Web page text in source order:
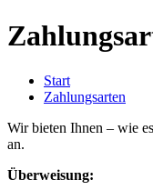
Start
Zahlungsarten
Wir bieten Ihnen – wie
an.
Überweisung: